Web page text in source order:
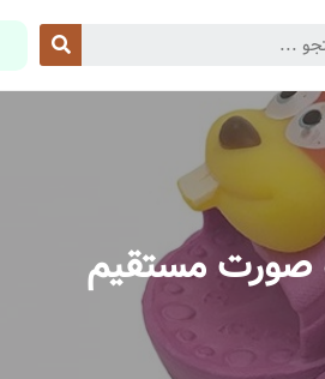
صورت مستقیم